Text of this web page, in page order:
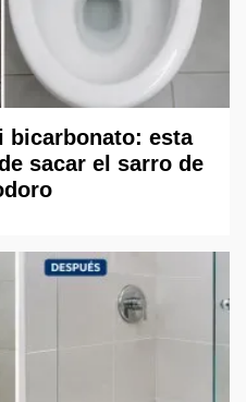
bicarbonato: esta
sacar el sarro de